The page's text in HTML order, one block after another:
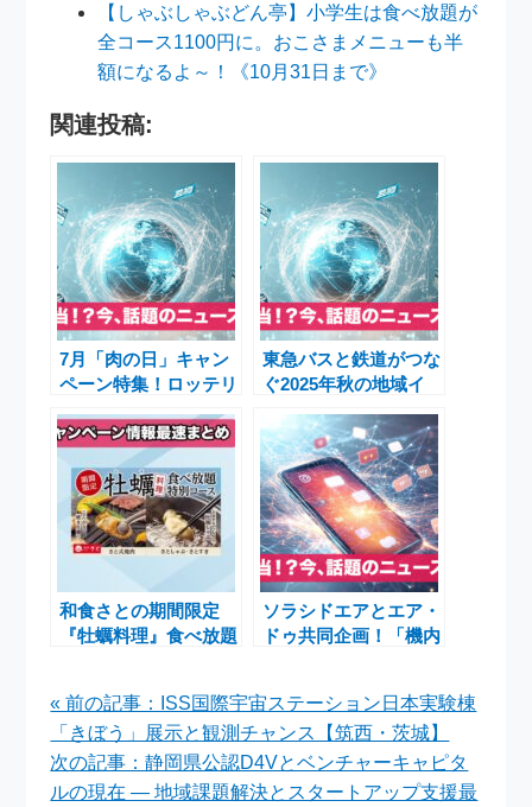
【しゃぶしゃぶどん亭】小学生は食べ放題が
全コース1100円に。おこさまメニューも半
額になるよ～！《10月31日まで》
関連投稿:
7月「肉の日」キャン
ペーン特集！ロッテリ
く牛カルビバーガー」
など7社の豪華企画ま
とめ
東急バスと鉄道がつな
ぐ2025年秋の地域イ
田谷鉄道フェスタ・
SixTONES発車メロデ
ィー・埼玉うどんスタ
ンプラリー
和食さとの期間限定
『牡蠣料理』食べ放題
ソラシドエアとエア・
ドゥ共同企画！「機内
貌
« 前の記事：ISS国際宇宙ステーション日本実験棟
「きぼう」展示と観測チャンス【筑西・茨城】
次の記事：静岡県公認D4Vとベンチャーキャピタ
ルの現在 ― 地域課題解決とスタートアップ支援最